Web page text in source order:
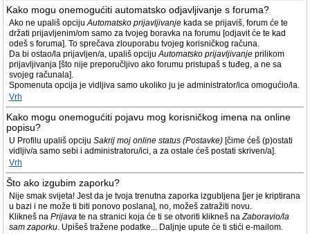
Kako mogu onemogućiti automatsko odjavljivanje s foruma?
Ako ne upališ opcijuAutomatsko prijavljivanje kada se prijaviš, forum će te
držati prijavljenim/om samo za tvojeg boravka na forumu [odjavit će te kad
odeš s foruma]. To sprečava zlouporabu tvojeg korisničkog računa.
Da bi ostao/la prijavljen/a, upališ opcijuAutomatsko prijavljivanje prilikom
prijavljivanja [što nije preporučljivo ako forumu pristupaš s tuđeg, a ne sa
svojeg računala].
Spomenuta opcija je vidljiva samo ukoliko ju je administrator/ica omogućio/la.
Vrh
Kako mogu onemogućiti pojavu mog korisničkog imena na online
popisu?
U Profilu upališ opciju Sakrij moj online status (Postavke) [čime ćeš (p)ostati
vidljiv/a samo sebi i administratoru/ici, a za ostale ćeš postati skriven/a].
Vrh
Što ako izgubim zaporku?
Nije smak svijeta! Jest da je tvoja trenutna zaporka izgubljena [jer je kriptirana
u bazi i ne može ti biti ponovo poslana], no, možeš zatražiti novu.
Klikneš na Prijava te na stranici koja će ti se otvoriti klikneš naZaboravio/la
sam zaporku. Upišeš tražene podatke... Daljnje upute će ti stići e-mailom.